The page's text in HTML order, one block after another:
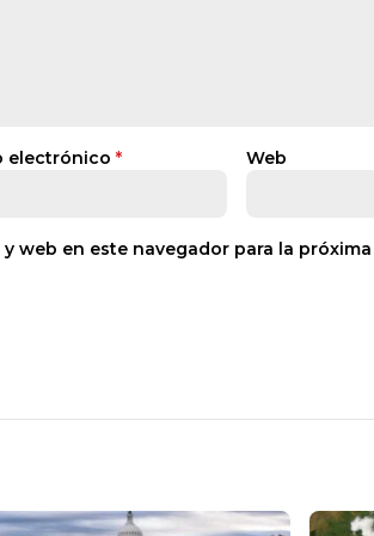
electrónico * Web
web en este navegador para la próxima